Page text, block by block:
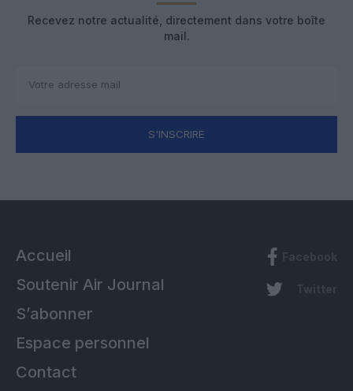
Recevez notre actualité, directement dans votre boîte
mail.
S'INSCRIRE
Accueil
Soutenir Air Journal
S’abonner
Espace personnel
Contact